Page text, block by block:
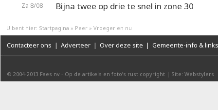
Za 8/08 Bijna twee op drie te snel in zone 30
U bent hier: Startpagina » Peer » Vroeger en nu
Contacteer ons | Adverteer | Over deze site | Gemeente-info & links
© 2004-2013 Faes nv - Op de artikels en foto’s rust copyright | Site: Webstylers